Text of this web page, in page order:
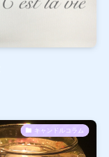
キャンドルコラム